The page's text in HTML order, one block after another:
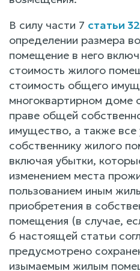
В силу части 7 статьи
определении размера
помещение в него
стоимость жилого
стоимость общего
многоквартирном доме
праве общей
имущество, а также
собственнику жилого
включая убытки,
изменением места
пользованием иным
приобретения в
помещения (в случае,
6 настоящей статьи
предусмотрено
изымаемым жилым